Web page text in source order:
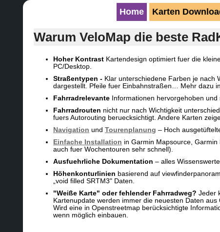
Home Karten
Warum VeloMap die beste
Hoher Kontrast Kartendesign optimiert fuer die
PC/Desktop.
Straßentypen - Klar unterschiedene Farben je nach
dargestellt. Pfeile fuer Einbahnstraßen… Mehr dazu
Fahrradrelevante Informationen hervorgehoben
Fahrradrouten nicht nur nach Wichtigkeit
fuers Autorouting beruecksichtigt. Andere Karten
Navigation und Tourenplanung – Hoch
Einfache Installation in Garmin Mapsource,
auch fuer Wochentouren sehr schnell).
Ausfuehrliche Dokumentation – alles
Höhenkonturlinien basierend auf
„void filled SRTM3" Daten.
"Weiße Karte" oder fehlender Fahrradweg? Jeder
Kartenupdate werden immer die neuesten Daten
Wird eine in Openstreetmap berücksichtigte
wenn möglich einbauen.